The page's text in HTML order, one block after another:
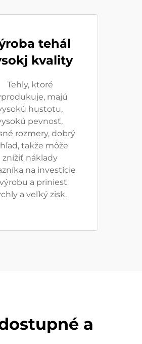
tehál
kvality
Tehly, ktoré
majú
hustotu,
pevnosť,
rozmery, dobrý
takže môže
znížiť náklady
na investície
a priniesť
a veľký zisk.
a